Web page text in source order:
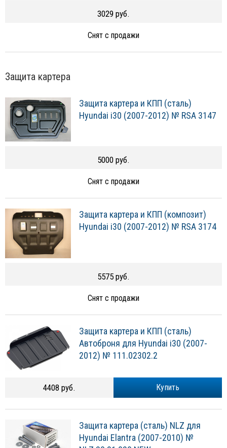
3029 руб.
Снят с продажи
Защита картера
Защита картера и КПП (сталь)
Hyundai i30 (2007-2012) № RSA 3147
5000 руб.
Снят с продажи
Защита картера и КПП (композит)
Hyundai i30 (2007-2012) № RSA 3174
5575 руб.
Снят с продажи
Защита картера и КПП (сталь)
Автоброня для Hyundai i30 (2007-
2012) № 111.02302.2
Купить
4408 руб.
Защита картера (сталь) NLZ для
Hyundai Elantra (2007-2010) №